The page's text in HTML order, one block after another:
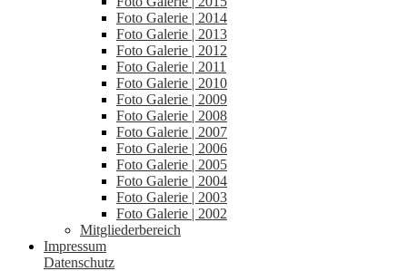
Foto Galerie | 2014
Foto Galerie | 2013
Foto Galerie | 2012
Foto Galerie | 2011
Foto Galerie | 2010
Foto Galerie | 2009
Foto Galerie | 2008
Foto Galerie | 2007
Foto Galerie | 2006
Foto Galerie | 2005
Foto Galerie | 2004
Foto Galerie | 2003
Foto Galerie | 2002
Mitgliederbereich
Impressum
Datenschutz